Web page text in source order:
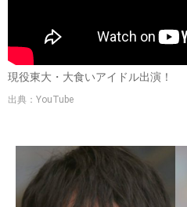
現役東大・大食いアイドル出演！
出典：YouTube